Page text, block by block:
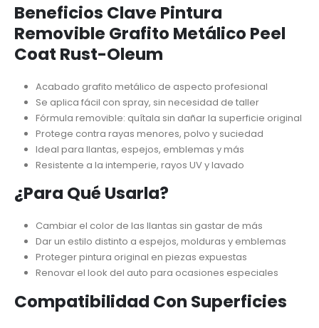
Beneficios Clave Pintura
Removible Grafito Metálico Peel
Coat Rust-Oleum
Acabado grafito metálico de aspecto profesional
Se aplica fácil con spray, sin necesidad de taller
Fórmula removible: quítala sin dañar la superficie original
Protege contra rayas menores, polvo y suciedad
Ideal para llantas, espejos, emblemas y más
Resistente a la intemperie, rayos UV y lavado
¿Para Qué Usarla?
Cambiar el color de las llantas sin gastar de más
Dar un estilo distinto a espejos, molduras y emblemas
Proteger pintura original en piezas expuestas
Renovar el look del auto para ocasiones especiales
Compatibilidad Con Superficies